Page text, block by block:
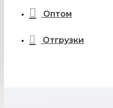
Оптом
Отгрузки